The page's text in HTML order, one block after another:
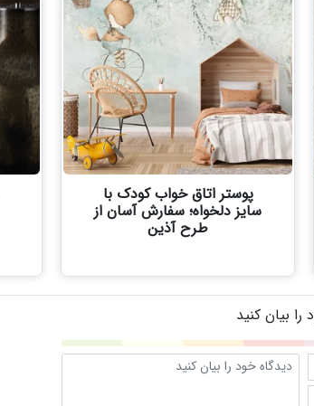
پوستر اتاق خواب کودک با
سایز دلخواه؛ سفارش آسان از
طرح آذین
را بیان کنید